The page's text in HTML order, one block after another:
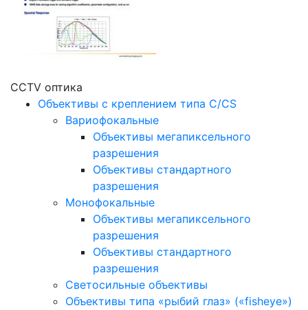
CCTV оптика
Объективы с креплением типа C/CS
Вариофокальные
Объективы мегапиксельного
разрешения
Объективы стандартного
разрешения
Монофокальные
Объективы мегапиксельного
разрешения
Объективы стандартного
разрешения
Светосильные объективы
Объективы типа «рыбий глаз» («fisheye»)